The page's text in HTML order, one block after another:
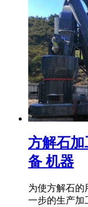
方解石
备 机器
为使方解石的
一步的生产加